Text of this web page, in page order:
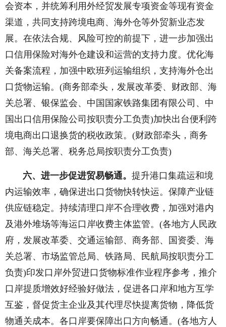
会资本，并统筹利用外经贸发展专项资金等现有资金
渠道，共同支持跨境电商、海外仓等外贸新业态发
展。在依法合规、风险可控的前提下，进一步加强出
口信用保险对海外仓建设和运营的支持力度。优化海
关备案流程，加强中欧班列运输组织，支持海外仓出
口货物运输。(商务部牵头，发展改革委、财政部、海
关总署、银保监会、中国国家铁路集团有限公司、中
国出口信用保险公司按职责分工负责)加快出台便利跨
境电商出口退换货的税收政策。(财政部牵头，商务
部、海关总署、税务总局按职责分工负责)
六、进一步促进贸易畅通。 提升港口集疏运和境
内运输效率，确保进出口货物快转快运。保障产业链
供应链稳定。持续清理口岸不合理收费，加强对港内
及港外堆场等海运口岸收费主体监管。(各地方人民政
府，发展改革委、交通运输部、商务部、国资委、海
关总署、市场监管总局、铁路局、民航局按职责分工
负责)印发口岸外贸进口货物标准作业程序参考，推介
口岸提质增效好经验好做法，促进各口岸和地方互学
互鉴，督促货主企业及其代理尽快提离货物，降低货
物通关成本。各口岸要保障出口方向畅通。(各地方人